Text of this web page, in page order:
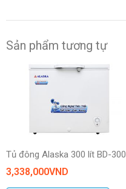
Sản phẩm tương tự
Tủ đông Alaska 300 lít BD-300
3,338,000VND